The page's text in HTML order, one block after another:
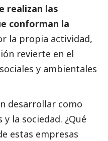
realizan las
conforman la
la propia actividad,
revierte en el
y ambientales
desarrollar como
la sociedad. ¿Qué
estas empresas